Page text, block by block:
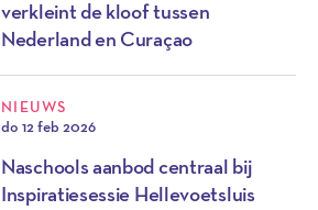
verkleint de kloof tussen
Nederland en Curaçao
NIEUWS
do 12 feb 2026
Naschools aanbod centraal bij
Inspiratiesessie Hellevoetsluis